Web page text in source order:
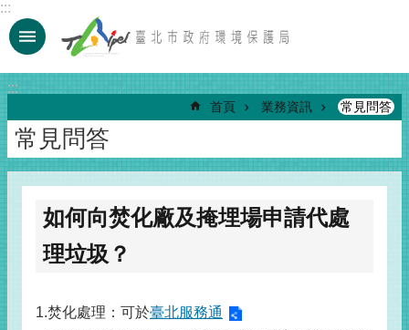
跳到主要內容區塊
:::
:::
首頁 業務資訊 常見問答
常見問答
如何向焚化廠及掩埋場申請代處
理垃圾？
1.焚化處理：可於臺北服務通